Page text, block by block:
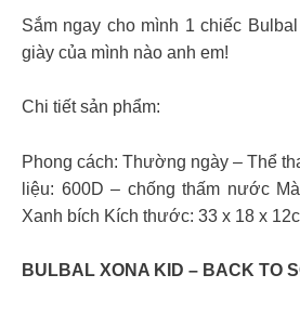
Sắm ngay cho mình 1 chiếc
giày của mình nào anh em!
Chi tiết sản phẩm:
Phong cách: Thường ngày – Thể
liệu: 600D – chống thấm nước
Xanh bích Kích thước: 33 x 18 x
BULBAL XONA KID – BACK TO